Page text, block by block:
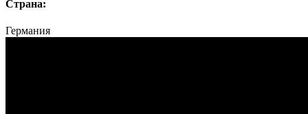
Страна:
Германия